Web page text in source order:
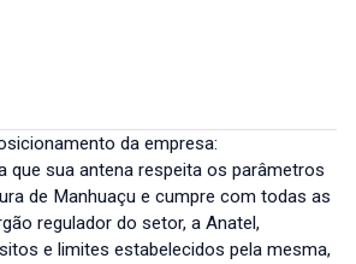
da empresa:
que sua antena respeita os parâmetros
de Manhuaçu e cumpre com todas as
regulador do setor, a Anatel,
e limites estabelecidos pela mesma,